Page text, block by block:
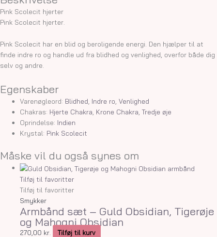
Pink Scolecit hjerter
Pink Scolecit hjerter.
Pink Scolecit har en blid og beroligende energi. Den hjælper til at
finde indre ro og handle ud fra blidhed og venlighed, overfor både dig
selv og andre.
Egenskaber
Varenøgleord: Blidhed, Indre ro,Venlighed
Chakras: Hjerte Chakra, Krone Chakra,Tredje øje
Oprindelse: Indien
Krystal: Pink Scolecit
Måske vil du også synes om
Tilføj til favoritter
Tilføj til favoritter
Smykker
Armbånd sæt – Guld Obsidian, Tigerøje
og Mahogni Obsidian
270,00 kr. Tilføj til kurv